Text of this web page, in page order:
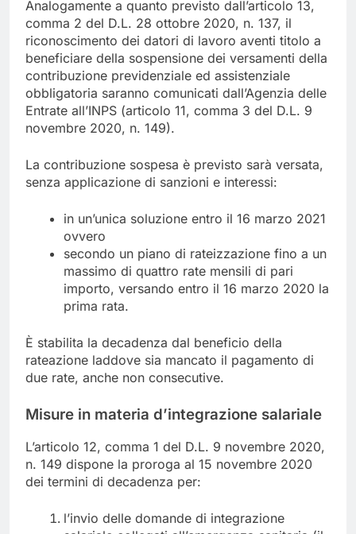
Analogamente a quanto previsto dall’articolo 13,
comma 2 del D.L. 28 ottobre 2020, n. 137, il
riconoscimento dei datori di lavoro aventi titolo a
beneficiare della sospensione dei versamenti della
contribuzione previdenziale ed assistenziale
obbligatoria saranno comunicati dall’Agenzia delle
Entrate all’INPS (articolo 11, comma 3 del D.L. 9
novembre 2020, n. 149).
La contribuzione sospesa è previsto sarà versata,
senza applicazione di sanzioni e interessi:
in un’unica soluzione entro il 16 marzo 2021
ovvero
secondo un piano di rateizzazione fino a un
massimo di quattro rate mensili di pari
importo, versando entro il 16 marzo 2020 la
prima rata.
È stabilita la decadenza dal beneficio della
rateazione laddove sia mancato il pagamento di
due rate, anche non consecutive.
Misure in materia d’integrazione salariale
L’articolo 12, comma 1 del D.L. 9 novembre 2020,
n. 149 dispone la proroga al 15 novembre 2020
dei termini di decadenza per:
l’invio delle domande di integrazione